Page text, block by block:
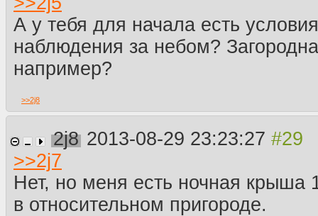
А у тебя для начала есть
наблюдения за небом?
например?
>>2j8
2j8 2013-08-29 23:23:27
>>2j7
Нет, но меня есть ночная крыша
в относительном пригороде.